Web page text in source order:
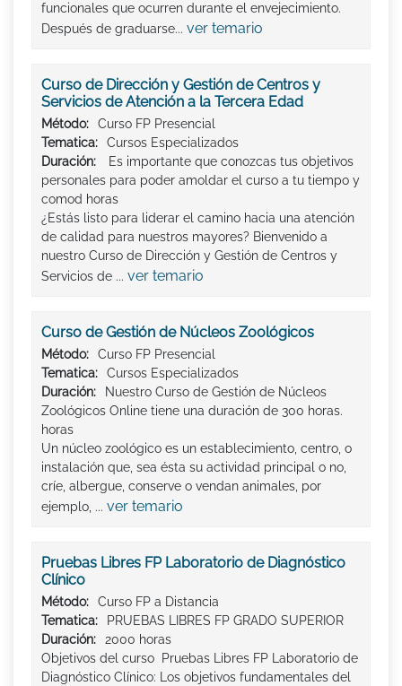
funcionales que ocurren durante el envejecimiento.
Después de graduarse... ver temario
Curso de Dirección y Gestión de Centros y
Servicios de Atención a la Tercera Edad
Método:
Curso FP Presencial
Tematica:
Cursos Especializados
Duración:
Es importante que conozcas tus objetivos
personales para poder amoldar el curso a tu tiempo y
comod horas
¿Estás listo para liderar el camino hacia una atención
de calidad para nuestros mayores? Bienvenido a
nuestro Curso de Dirección y Gestión de Centros y
Servicios de ... ver temario
Curso de Gestión de Núcleos Zoológicos
Método:
Curso FP Presencial
Tematica:
Cursos Especializados
Duración:
Nuestro Curso de Gestión de Núcleos
Zoológicos Online tiene una duración de 300 horas.
horas
Un núcleo zoológico es un establecimiento, centro, o
instalación que, sea ésta su actividad principal o no,
críe, albergue, conserve o vendan animales, por
ejemplo, ... ver temario
Pruebas Libres FP Laboratorio de Diagnóstico
Clínico
Método:
Curso FP a Distancia
Tematica:
PRUEBAS LIBRES FP GRADO SUPERIOR
Duración:
2000 horas
Objetivos del curso Pruebas Libres FP Laboratorio de
Diagnóstico Clínico: Los objetivos fundamentales del